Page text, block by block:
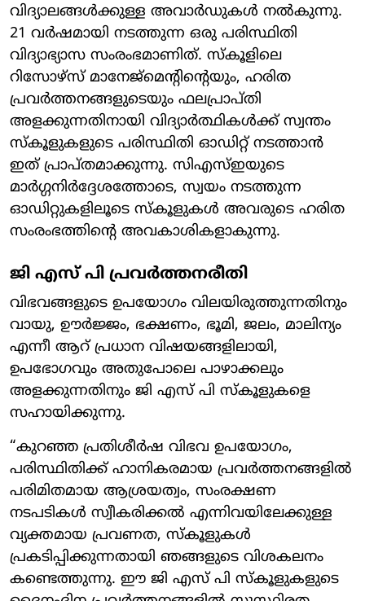
വിദ്യാലങ്ങൾക്കുള്ള അവാർഡുകൾ നൽകുന്നു.
21 വർഷമായി നടത്തുന്ന ഒരു പരിസ്ഥിതി
വിദ്യാഭ്യാസ സംരംഭമാണിത്. സ്‌കൂളിലെ
റിസോഴ്‌സ് മാനേജ്‌മെന്റിന്റെയും, ഹരിത
പ്രവർത്തനങ്ങളുടെയും ഫലപ്രാപ്തി
അളക്കുന്നതിനായി വിദ്യാർത്ഥികൾക്ക് സ്വന്തം
സ്‌കൂളുകളുടെ പരിസ്ഥിതി ഓഡിറ്റ് നടത്താൻ
ഇത് പ്രാപ്തമാക്കുന്നു. സി‌എസ്‌ഇയുടെ
മാർഗ്ഗനിർദ്ദേശത്തോടെ, സ്വയം നടത്തുന്ന
ഓഡിറ്റുകളിലൂടെ സ്‌കൂളുകൾ അവരുടെ ഹരിത
സംരംഭത്തിന്റെ അവകാശികളാകുന്നു.
ജി എസ് പി പ്രവർത്തനരീതി
വിഭവങ്ങളുടെ ഉപയോഗം വിലയിരുത്തുന്നതിനും
വായു, ഊർജ്ജം, ഭക്ഷണം, ഭൂമി, ജലം, മാലിന്യം
എന്നീ ആറ് പ്രധാന വിഷയങ്ങളിലായി,
ഉപഭോഗവും അതുപോലെ പാഴാക്കലും
അളക്കുന്നതിനും ജി എസ് പി സ്കൂളുകളെ
സഹായിക്കുന്നു.
“കുറഞ്ഞ പ്രതിശീർഷ വിഭവ ഉപയോഗം,
പരിസ്ഥിതിക്ക് ഹാനികരമായ പ്രവർത്തനങ്ങളിൽ
പരിമിതമായ ആശ്രയത്വം, സംരക്ഷണ
നടപടികൾ സ്വീകരിക്കൽ എന്നിവയിലേക്കുള്ള
വ്യക്തമായ പ്രവണത, സ്കൂളുകൾ
പ്രകടിപ്പിക്കുന്നതായി ഞങ്ങളുടെ വിശകലനം
കണ്ടെത്തുന്നു. ഈ ജി എസ് പി സ്കൂളുകളുടെ